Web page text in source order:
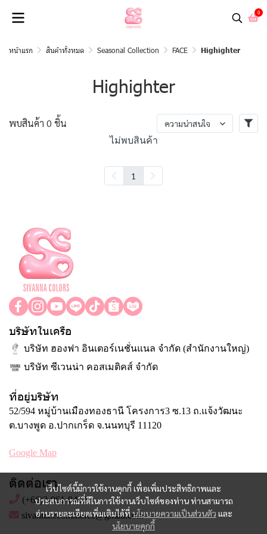
0
หน้าแรก สินค้าทั้งหมด Seasonal Collection FACE Highighter
Highighter
พบสินค้า 0 ชิ้น ความน่าสนใจ
ไม่พบสินค้า
1
เว็บไซต์นี้มีการใช้งานคุกกี้ เพื่อเพิ่มประสิทธิภาพและ
ประสบการณ์ที่ดีในการใช้งานเว็บไซต์ของท่าน ท่านสามารถ
อ่านรายละเอียดเพิ่มเติมได้ที่นโยบายความเป็นส่วนตัว และ
นโยบายคุกกี้
บริษัทในเครือ
บริษัท ฮองฟา อินเตอร์เนชั่นแนล จำกัด (สำนักงานใหญ่)
บริษัท ซีเวนน่า คอสเมติคส์ จำกัด
ที่อยู่บริษัท
52/594 หมู่บ้านเมืองทองธานี โครงการ3 ซ.13 ถ.แจ้งวัฒนะ
ต.บางพูด อ.ปากเกร็ด จ.นนทบุรี 11120
Google Map
ติดต่อเรา
(+66)2-961-0490
sivanna.ecommerce@gmail.com